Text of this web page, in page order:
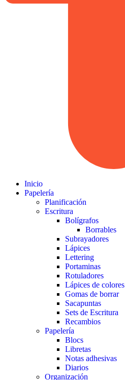
Inicio
Papelería
Planificación
Escritura
Bolígrafos
Borrables
Subrayadores
Lápices
Lettering
Portaminas
Rotuladores
Lápices de colores
Gomas de borrar
Sacapuntas
Sets de Escritura
Recambios
Papelería
Blocs
Libretas
Notas adhesivas
Diarios
Organización